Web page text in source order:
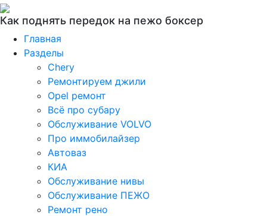
Как поднять передок на пежо боксер
Главная
Разделы
Chery
Ремонтируем джили
Opel ремонт
Всё про субару
Обслуживание VOLVO
Про иммобилайзер
Автоваз
КИА
Обслуживание нивы
Обслуживание ПЕЖО
Ремонт рено